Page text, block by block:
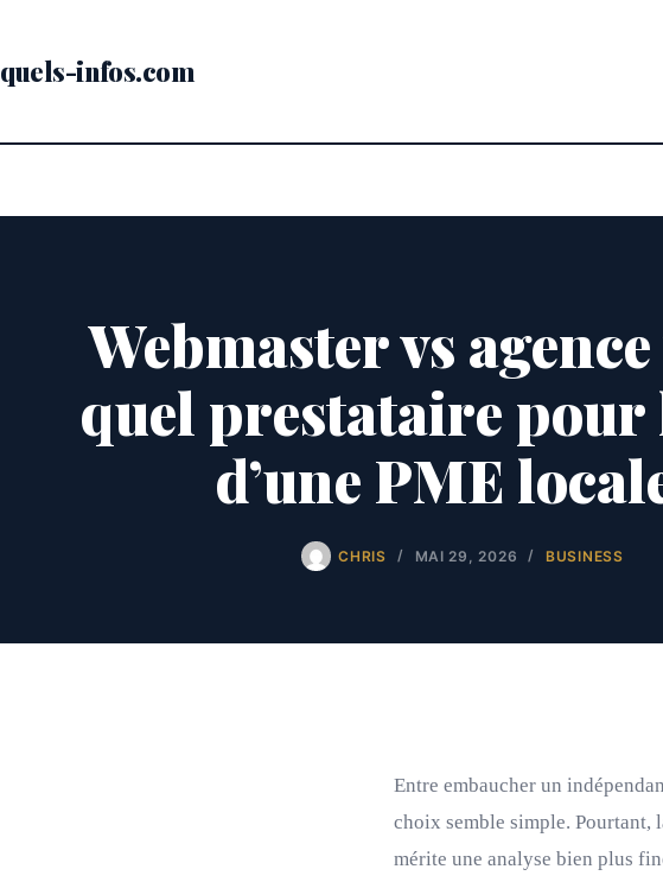
contenu
quels-infos.com
Webmaster vs
quel prestataire pour
d’une PME
CHRIS MAI 29, 2026 BUSINESS
Entre embaucher un
choix semble simple. Pourtant,
mérite une analyse bien plus